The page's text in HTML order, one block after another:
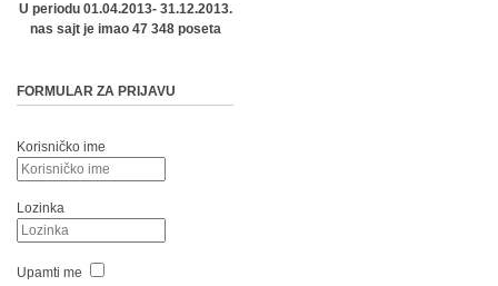
U periodu 01.04.2013- 31.12.2013.
nas sajt je imao 47 348 poseta
FORMULAR ZA PRIJAVU
Korisničko ime
Lozinka
Upamti me